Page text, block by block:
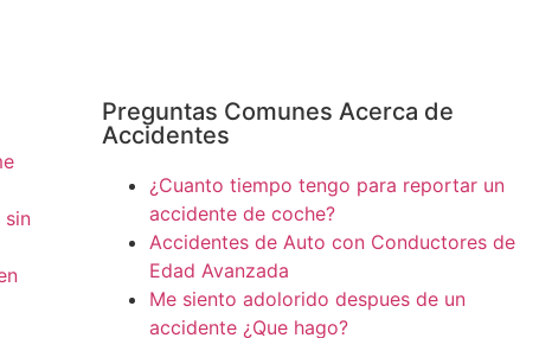
sin
Preguntas Comunes Acerca de
Accidentes
¿Cuanto tiempo tengo para reportar un
accidente de coche?
Accidentes de Auto con Conductores de
Edad Avanzada
Me siento adolorido despues de un
accidente ¿Que hago?